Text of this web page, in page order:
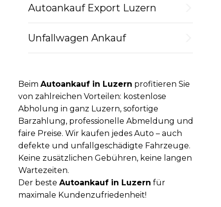
Autoankauf Export Luzern
Unfallwagen Ankauf
BeimAutoankauf in Luzern profitieren Sie
von zahlreichen Vorteilen: kostenlose
Abholung in ganz Luzern, sofortige
Barzahlung, professionelle Abmeldung und
faire Preise. Wir kaufen jedes Auto – auch
defekte und unfallgeschädigte Fahrzeuge.
Keine zusätzlichen Gebühren, keine langen
Wartezeiten.
Der besteAutoankauf in Luzern für
maximale Kundenzufriedenheit!